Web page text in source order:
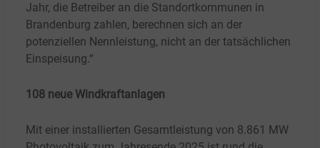
Jahr, die Betreiber an die Standortkommunen in
Brandenburg zahlen, berechnen sich an der
potenziellen Nennleistung, nicht an der tatsächlichen
Einspeisung.“
108 neue Windkraftanlagen
Mit einer installierten Gesamtleistung von 8.861
MW